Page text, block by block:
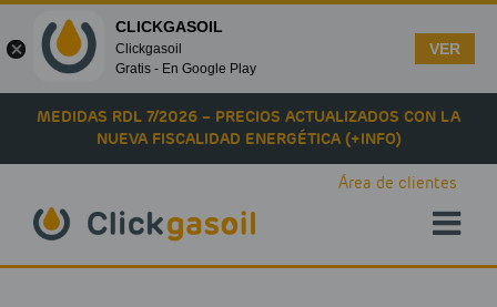
Skip to main content
MEDIDAS RDL 7/2026 – PRECIOS ACTUALIZADOS CON LA
NUEVA FISCALIDAD ENERGÉTICA (+INFO)
Área de clientes
CLICKGASOIL
Clickgasoil
Gratis - En Google Play
VER